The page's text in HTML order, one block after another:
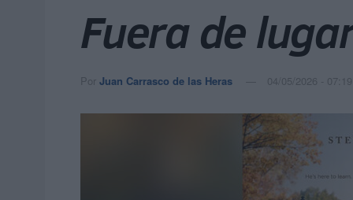
Fuera de
Por Juan Carrasco de las Heras 04/05/2026 - 07:19